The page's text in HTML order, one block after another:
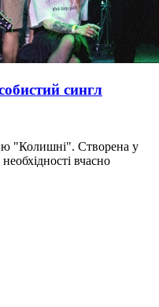
сингл
"Колишні". Створена у
вчасно